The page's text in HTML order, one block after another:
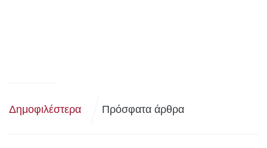
Δημοφιλέστερα Πρόσφατα άρθρα